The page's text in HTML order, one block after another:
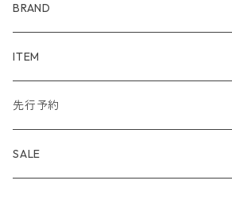
BRAND
WIND AND SEA
アウター
トップス
NAISSANCE
アウター
bal
ITEM
アウター
トップス
先行予約
TODAYFUL 2020 SUMMER
SALE